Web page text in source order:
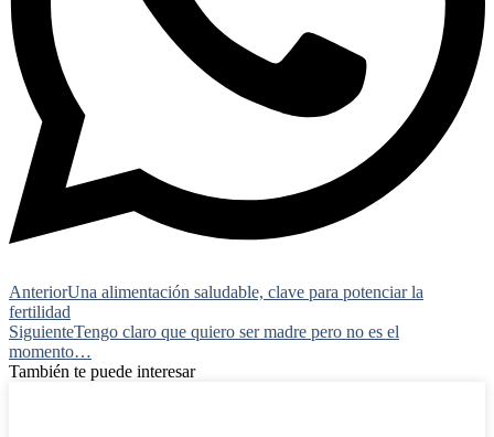
AnteriorUna alimentación saludable, clave para potenciar la
fertilidad
SiguienteTengo claro que quiero ser madre pero no es el
momento…
También te puede interesar